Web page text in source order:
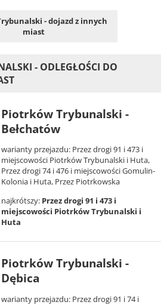
- dojazd z innych
miast
- ODLEGŁOŚCI DO
Piotrków Trybunalski -
Bełchatów
warianty przejazdu: Przez drogi 91 i 473 i
miejscowości Piotrków Trybunalski i Huta,
Przez drogi 74 i 476 i miejscowości Gomulin-
Kolonia i Huta, Przez Piotrkowska
najkrótszy: Przez drogi 91 i 473 i
miejscowości Piotrków Trybunalski i
Huta
Piotrków Trybunalski -
Dębica
warianty przejazdu: Przez drogi 91 i 74 i